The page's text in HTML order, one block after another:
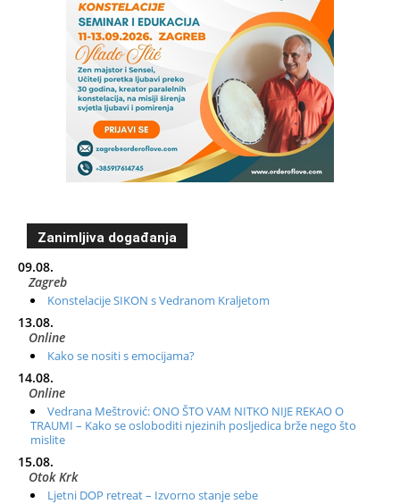
Zanimljiva događanja
09.08.
Zagreb
Konstelacije SIKON s Vedranom Kraljetom
13.08.
Online
Kako se nositi s emocijama?
14.08.
Online
Vedrana Meštrović: ONO ŠTO VAM NITKO NIJE REKAO O
TRAUMI – Kako se osloboditi njezinih posljedica brže nego što
mislite
15.08.
Otok Krk
Ljetni DOP retreat – Izvorno stanje sebe